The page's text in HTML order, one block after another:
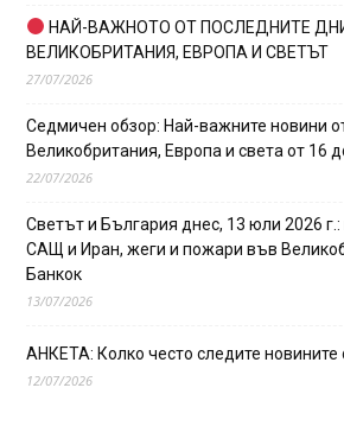
НАЙ-ВАЖНОТО ОТ ПОСЛЕДНИТЕ
ВЕЛИКОБРИТАНИЯ, ЕВРОПА И СВЕТЪТ
27/07/2026
Седмичен обзор: Най-важните новини
Великобритания, Европа и света от 16
22/07/2026
Светът и България днес, 13 юли 2026
САЩ и Иран, жеги и пожари във
Банкок
13/07/2026
АНКЕТА: Колко често следите новините
12/07/2026